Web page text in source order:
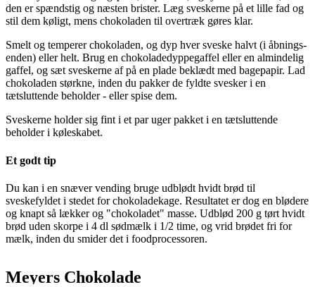
den er spændstig og næsten brister. Læg sveskerne på et lille fad og
stil dem køligt, mens chokoladen til overtræk gøres klar.
Smelt og temperer chokoladen, og dyp hver sveske halvt (i åbnings-
enden) eller helt. Brug en chokoladedyppegaffel eller en almindelig
gaffel, og sæt sveskerne af på en plade beklædt med bagepapir. Lad
chokoladen størkne, inden du pakker de fyldte svesker i en
tætsluttende beholder - eller spise dem.
Sveskerne holder sig fint i et par uger pakket i en tætsluttende
beholder i køleskabet.
Et godt tip
Du kan i en snæver vending bruge udblødt hvidt brød til
sveskefyldet i stedet for chokoladekage. Resultatet er dog en blødere
og knapt så lækker og "chokoladet" masse. Udblød 200 g tørt hvidt
brød uden skorpe i 4 dl sødmælk i 1/2 time, og vrid brødet fri for
mælk, inden du smider det i foodprocessoren.
Meyers Chokolade